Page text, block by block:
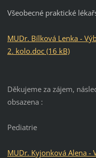
Všeobecné praktické
MUDr. Bílková Lenka -
2. kolo.doc (16 kB)
Děkujeme za zájem,
obsazena :
Pediatrie
MUDr. Kyjonková Alena -